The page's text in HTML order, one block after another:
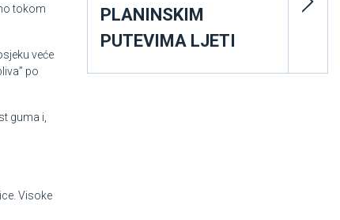
tokom
veće
po
guma i,
Visoke
PLANINSKIM
PUTEVIMA LJETI